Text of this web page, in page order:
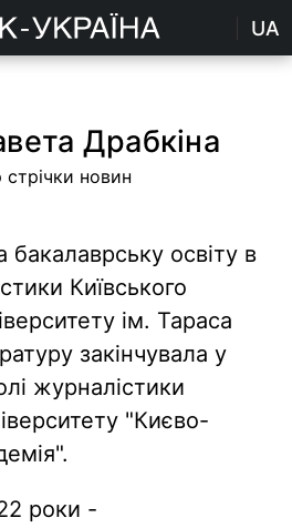
UA
Драбкіна
новин
бакалаврську освіту в
Київського
ім. Тараса
закінчувала у
журналістики
"Києво-
роки -